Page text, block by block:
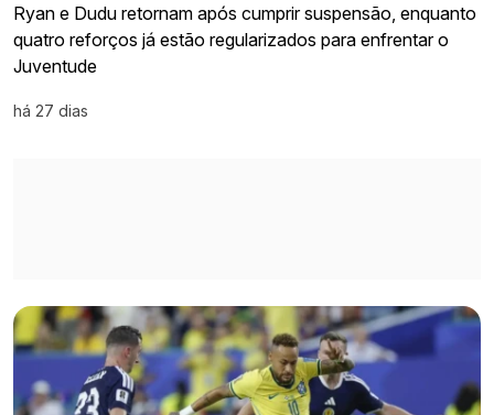
Ryan e Dudu retornam após cumprir suspensão, enquanto
quatro reforços já estão regularizados para enfrentar o
Juventude
há 27 dias